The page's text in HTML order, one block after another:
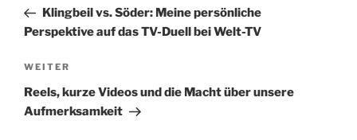
BeitragKlingbeil vs. Söder: Meine persönliche
Perspektive auf das TV-Duell bei Welt-TV
Nächster
Beitrag
WEITER
Reels, kurze Videos und die Macht über unsere
Aufmerksamkeit